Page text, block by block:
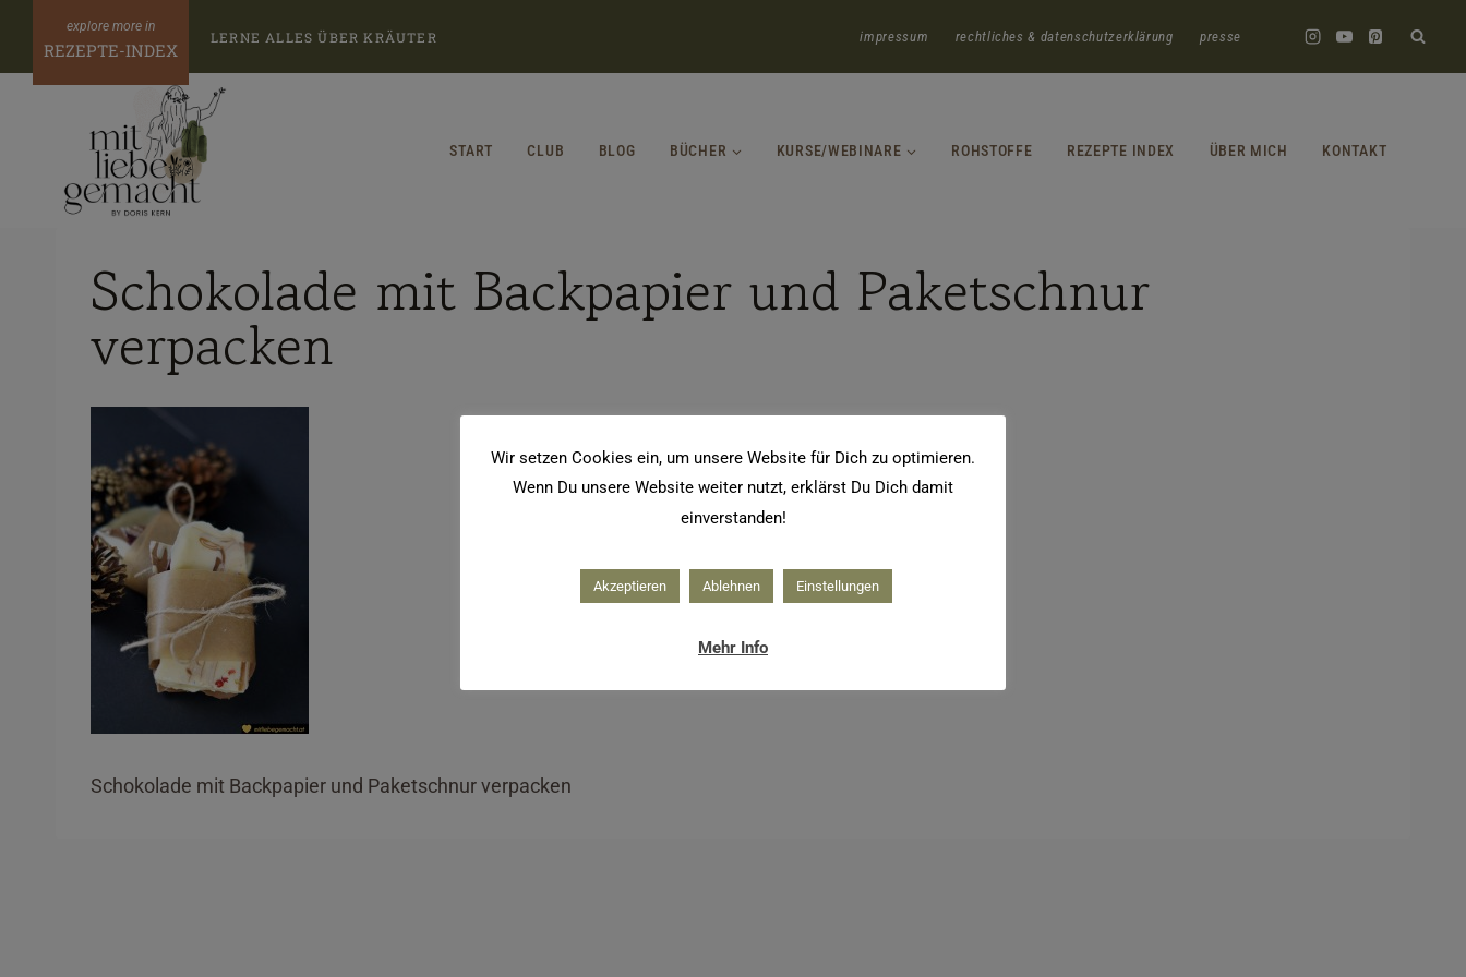
Inhalt
springen
REZEPTE-INDEX
LERNE ALLES ÜBER KRÄUTER impressum rechtliches & datenschutzerklärung presse
START CLUB BLOG BÜCHER KURSE/WEBINARE ROHSTOFFE REZEPTE INDEX ÜBER MICH KONTAKT
Schokolade mit Backpapier und Paketschnur
verpacken
Schokolade mit Backpapier und Paketschnur verpacken
Wir setzen Cookies ein, um unsere Website für Dich zu optimieren.
Wenn Du unsere Website weiter nutzt, erklärst Du Dich damit
einverstanden!
Akzeptieren Ablehnen Einstellungen
Mehr Info